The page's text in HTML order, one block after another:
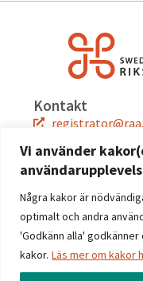
Vi använder
Några kakor är
optimalt och andra
'Godkänn alla' godkänner
kakor. Läs mer om kakor
Kontakt
08-5191 80 00
Snabblänkar
Jobba hos oss
Press
Kontakta oss
Följ oss